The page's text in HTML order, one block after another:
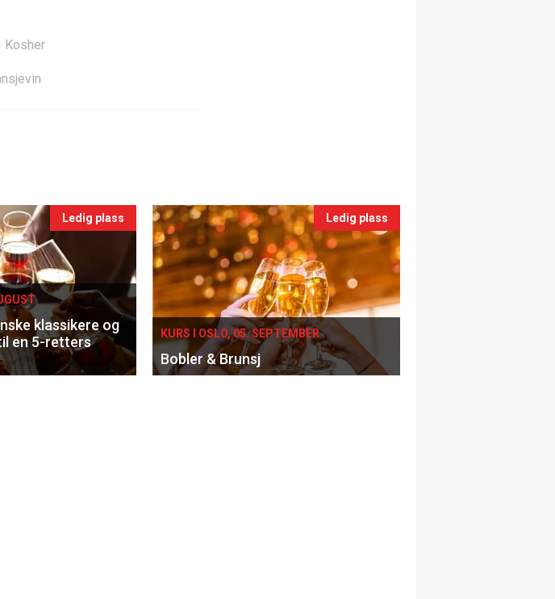
Kosher
Ledig plass
klassikere og
en 5-retters
Ledig plass
KURS I OSLO, 05. SEPTEMBER
Bobler & Brunsj